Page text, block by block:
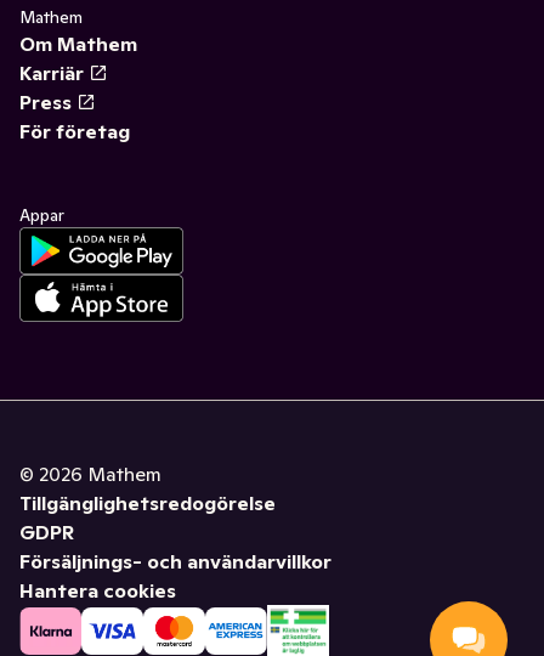
Mathem
Om Mathem
Karriär
Press
För företag
Appar
© 2026 Mathem
Tillgänglighetsredogörelse
GDPR
Försäljnings- och användarvillkor
Hantera cookies